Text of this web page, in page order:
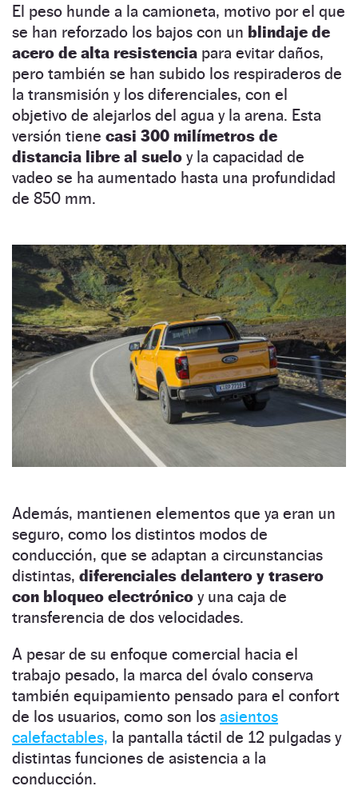
El peso hunde a la camioneta, motivo por el que
se han reforzado los bajos con un blindaje de
acero de alta resistencia para evitar daños,
pero también se han subido los respiraderos de
la transmisión y los diferenciales, con el
objetivo de alejarlos del agua y la arena. Esta
versión tiene casi 300 milímetros de
distancia libre al suelo y la capacidad de
vadeo se ha aumentado hasta una profundidad
de 850 mm.
Además, mantienen elementos que ya eran un
seguro, como los distintos modos de
conducción, que se adaptan a circunstancias
distintas, diferenciales delantero y trasero
con bloqueo electrónico y una caja de
transferencia de dos velocidades.
A pesar de su enfoque comercial hacia el
trabajo pesado, la marca del óvalo conserva
también equipamiento pensado para el confort
de los usuarios, como son los asientos
calefactables, la pantalla táctil de 12 pulgadas y
distintas funciones de asistencia a la
conducción.